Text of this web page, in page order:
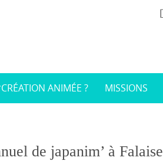
ANIMÉE ? MISSIONS
de japanim’ à Falaise